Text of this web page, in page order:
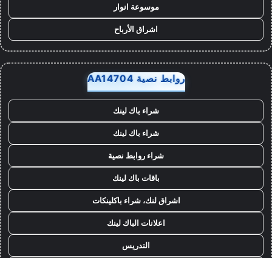
موسوعة انوار
اشراق الأرباح
روابط نصية AA14704
شراء باك لينك
شراء باك لينك
شراء روابط نصية
باقات باك لينك
اشراق لنك، شراء باكلينكات
اعلانات الباك لينك
التدريس